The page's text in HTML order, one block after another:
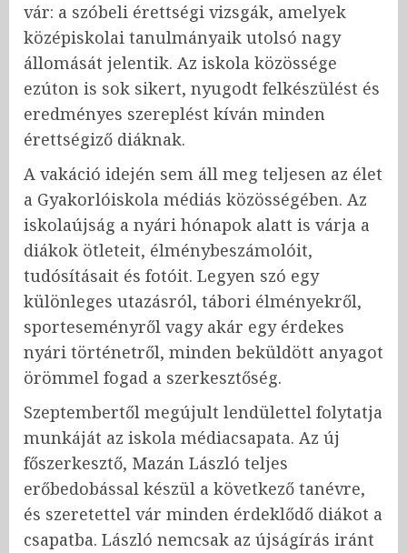
vár: a szóbeli érettségi vizsgák, amelyek
középiskolai tanulmányaik utolsó nagy
állomását jelentik. Az iskola közössége
ezúton is sok sikert, nyugodt felkészülést és
eredményes szereplést kíván minden
érettségiző diáknak.
A vakáció idején sem áll meg teljesen az élet
a Gyakorlóiskola médiás közösségében. Az
iskolaújság a nyári hónapok alatt is várja a
diákok ötleteit, élménybeszámolóit,
tudósításait és fotóit. Legyen szó egy
különleges utazásról, tábori élményekről,
sporteseményről vagy akár egy érdekes
nyári történetről, minden beküldött anyagot
örömmel fogad a szerkesztőség.
Szeptembertől megújult lendülettel folytatja
munkáját az iskola médiacsapata. Az új
főszerkesztő, Mazán László teljes
erőbedobással készül a következő tanévre,
és szeretettel vár minden érdeklődő diákot a
csapatba. László nemcsak az újságírás iránt